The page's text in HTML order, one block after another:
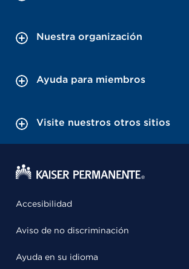
Nuestra organización
Ayuda para miembros
Visite nuestros otros sitios
Accesibilidad
Aviso de no discriminación
Ayuda en su idioma